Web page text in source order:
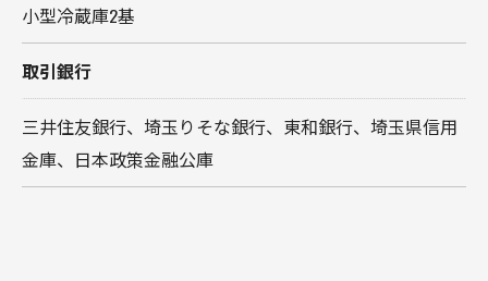
小型冷蔵庫2基
取引銀行
三井住友銀行、埼玉りそな銀行、東和銀行、埼玉県信用
金庫、日本政策金融公庫